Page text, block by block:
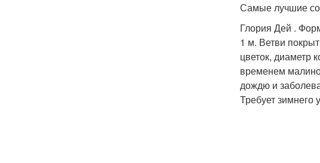
Самые лучшие
Глория Дей .
1 м. Ветви
цветок, диаметр
временем
дождю и
Требует зимнего